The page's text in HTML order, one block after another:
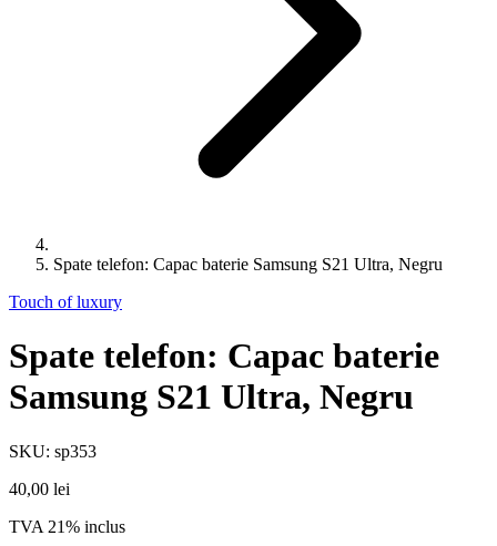
Spate telefon: Capac baterie Samsung S21 Ultra, Negru
Touch of luxury
Spate telefon: Capac baterie
Samsung S21 Ultra, Negru
SKU: sp353
40,00 lei
TVA 21% inclus